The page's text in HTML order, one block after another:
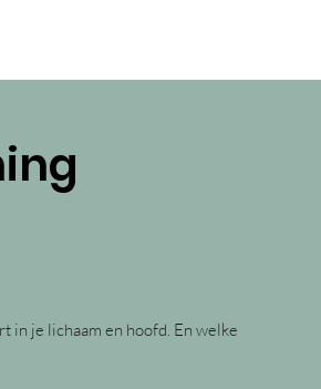
in je lichaam en hoofd. En welke